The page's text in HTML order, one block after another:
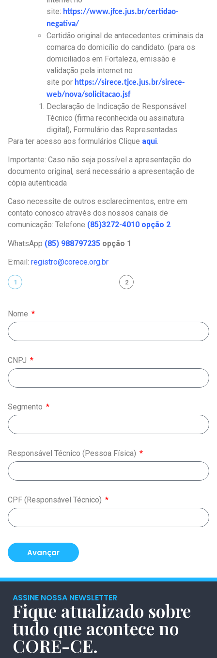
site: https://www.jfce.jus.br/certidao-
negativa/
Certidão original de antecedentes criminais da
comarca do domicílio do candidato. (para os
domiciliados em Fortaleza, emissão e
validação pela internet no
site por https://sirece.tjce.jus.br/sirece-
web/nova/solicitacao.jsf
Declaração de Indicação de Responsável
Técnico (firma reconhecida ou assinatura
digital), Formulário das Representadas.
Para ter acesso aos formulários Clique aqui
Importante: Caso não seja possível a apresentação do
documento original, será necessário a apresentação de
cópia autenticada
Caso necessite de outros esclarecimentos, entre em
contato conosco através dos nossos canais de
comunicação: Telefone (85)3272-4010 opção 2
WhatsApp (85) 988797235 opção 1
E:mail: registro@corece.org.br
1 2
Nome
CNPJ
Segmento
Responsável Técnico (Pessoa Física)
CPF (Responsável Técnico)
Avançar
ASSINE NOSSA NEWSLETTER
Fique atualizado sobre
tudo que acontece no
CORE-CE.